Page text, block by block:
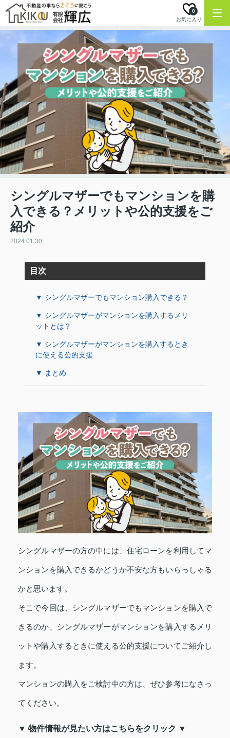
お気に入り
0
シングルマザーでもマンションを購
入できる？メリットや公的支援をご
紹介
2024.01.30
目次
▼ シングルマザーでもマンション購入できる？
▼ シングルマザーがマンションを購入するメリ
ットとは？
▼ シングルマザーがマンションを購入するとき
に使える公的支援
▼ まとめ
シングルマザーの方の中には、住宅ローンを利用してマ
ンションを購入できるかどうか不安な方もいらっしゃる
かと思います。
そこで今回は、シングルマザーでもマンションを購入で
きるのか、シングルマザーがマンションを購入するメリ
ットや購入するときに使える公的支援についてご紹介し
ます。
マンションの購入をご検討中の方は、ぜひ参考になさっ
てください。
▼ 物件情報が見たい方はこちらをクリック ▼